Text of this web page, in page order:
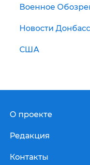
Военное
Новости
США
О проекте
Редакция
Контакты